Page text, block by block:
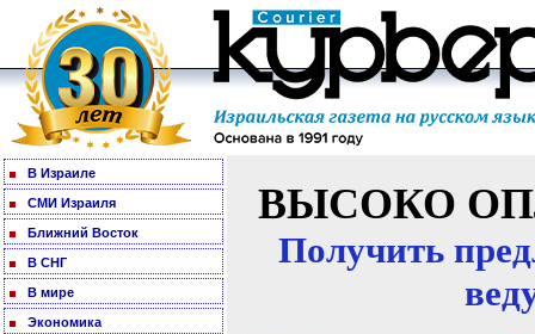
В Израиле
СМИ Израиля
Ближний Восток
В СНГ
В мире
Экономика
ВЫСОКО
Получить